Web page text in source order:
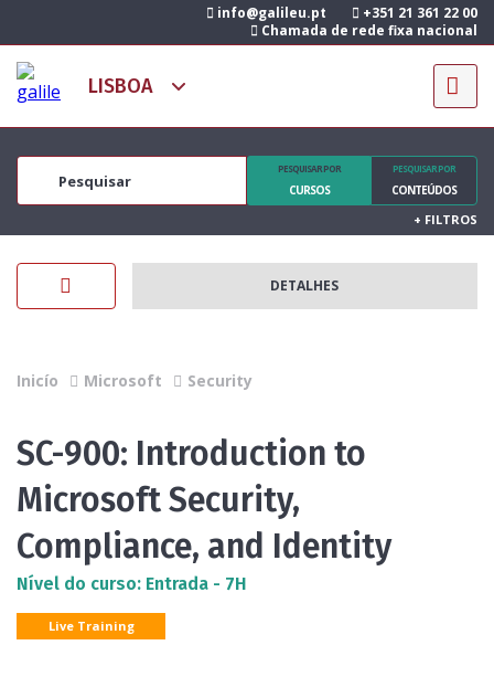
info@galileu.pt
+351 21 361 22 00
Chamada de rede fixa nacional
PESQUISAR POR
CURSOS
PESQUISAR POR
CONTEÚDOS
+ FILTROS
DETALHES
Inicío Microsoft Security
SC-900: Introduction to
Microsoft Security,
Compliance, and Identity
Nível do curso: Entrada - 7H
Live Training